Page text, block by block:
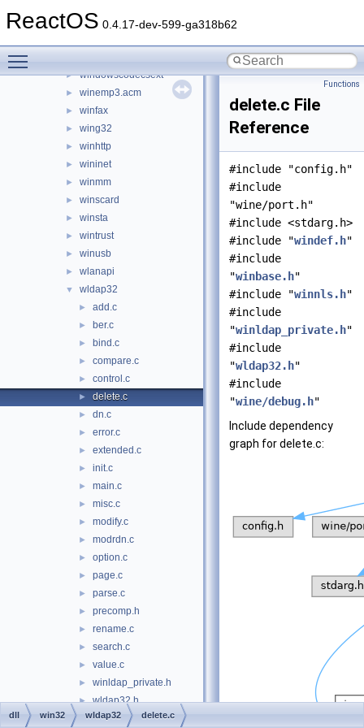
ReactOS 0.4.17-dev-599-ga318b62
► wbemprox
► windowscodecsext
► winemp3.acm
► winfax
► wing32
► winhttp
► wininet
► winmm
► winscard
► winsta
► wintrust
► winusb
► wlanapi
▼ wldap32
► add.c
► ber.c
► bind.c
► compare.c
► control.c
► delete.c
► dn.c
► error.c
► extended.c
► init.c
► main.c
► misc.c
► modify.c
► modrdn.c
► option.c
► page.c
► parse.c
► precomp.h
► rename.c
► search.c
► value.c
► winldap_private.h
► wldap32.h
► wlnotify
Functions
delete.c File
Reference
#include "config.h"
#include
"wine/port.h"
#include <stdarg.h>
#include "windef.h"
#include
"winbase.h"
#include "winnls.h"
#include
"winldap_private.h"
#include
"wldap32.h"
#include
"wine/debug.h"
Include dependency
graph for delete.c:
dll win32 wldap32 delete.c